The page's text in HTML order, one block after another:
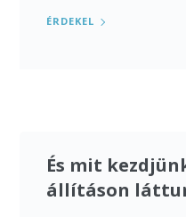
ÉRDEKEL
És mit
állításon